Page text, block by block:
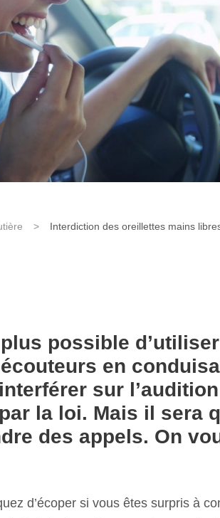
>
Interdiction des oreillettes mains
possible
en
sur
la loi. Mais il sera
des appels. On
d’écoper si vous êtes surpris à